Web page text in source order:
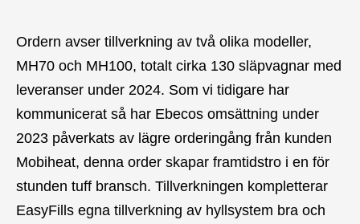
Ordern avser tillverkning av två olika modeller,
MH70 och MH100, totalt cirka 130 släpvagnar med
leveranser under 2024. Som vi tidigare har
kommunicerat så har Ebecos omsättning under
2023 påverkats av lägre orderingång från kunden
Mobiheat, denna order skapar framtidstro i en för
stunden tuff bransch. Tillverkningen kompletterar
EasyFills egna tillverkning av hyllsystem bra och